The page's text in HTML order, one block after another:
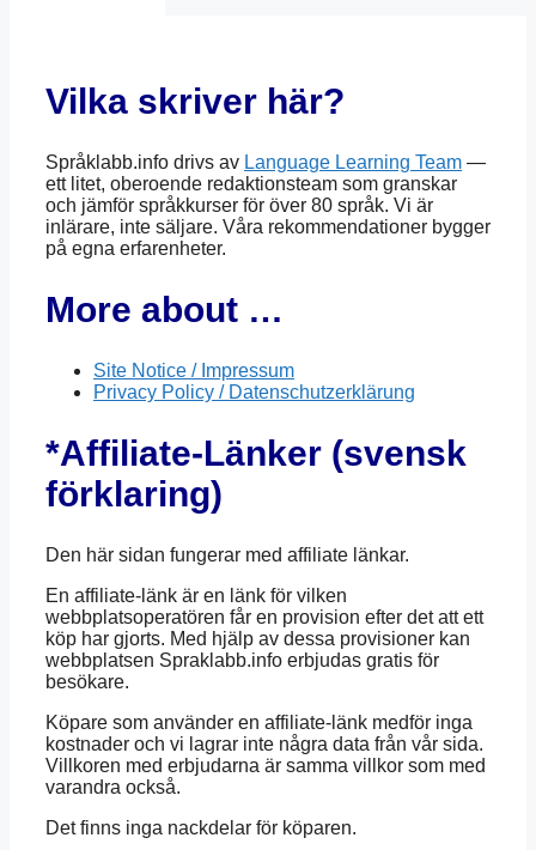
Vilka skriver här?
Språklabb.info drivs av Language Learning Team —
ett litet, oberoende redaktionsteam som granskar
och jämför språkkurser för över 80 språk. Vi är
inlärare, inte säljare. Våra rekommendationer bygger
på egna erfarenheter.
More about …
Site Notice / Impressum
Privacy Policy / Datenschutzerklärung
*Affiliate-Länker (svensk
förklaring)
Den här sidan fungerar med affiliate länkar.
En affiliate-länk är en länk för vilken
webbplatsoperatören får en provision efter det att ett
köp har gjorts. Med hjälp av dessa provisioner kan
webbplatsen Spraklabb.info erbjudas gratis för
besökare.
Köpare som använder en affiliate-länk medför inga
kostnader och vi lagrar inte några data från vår sida.
Villkoren med erbjudarna är samma villkor som med
varandra också.
Det finns inga nackdelar för köparen.